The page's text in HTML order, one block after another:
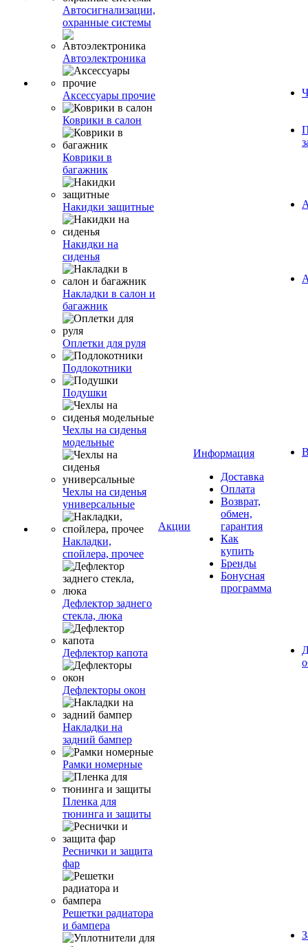
Автосигнализации,
охранные системы
Автоэлектроника
Аксессуары прочие
Коврики в салон
Коврики в
багажник
Накидки защитные
Накидки на
сиденья
Накладки в салон и
багажник
Оплетки для руля
Подлокотники
Подушки
Чехлы на сиденья
модельные
Чехлы на сиденья
универсальные
Накладки,
спойлера, прочее
Дефлектор заднего
стекла, люка
Дефлектор капота
Дефлекторы окон
Накладки на
задний бампер
Рамки номерные
Пленка для
тюнинга и защиты
Реснички и защита
фар
Решетки радиатора
и бампера
Акции
Информация
Доставка
Оплата
Возврат,
обмен,
гарантия
Как
купить
Бренды
Бонусная
программа